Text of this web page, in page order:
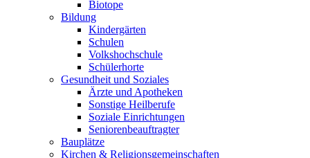
Biotope
Bildung
Kindergärten
Schulen
Volkshochschule
Schülerhorte
Gesundheit und Soziales
Ärzte und Apotheken
Sonstige Heilberufe
Soziale Einrichtungen
Seniorenbeauftragter
Bauplätze
Kirchen & Religionsgemeinschaften